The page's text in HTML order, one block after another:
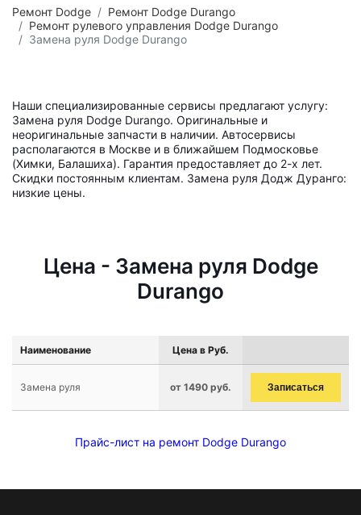
Ремонт Dodge
Ремонт Dodge Durango
Ремонт рулевого управления Dodge Durango
Замена руля Dodge Durango
Наши специализированные сервисы предлагают услугу:
Замена руля Dodge Durango. Оригинальные и
неоригинальные запчасти в наличии. Автосервисы
располагаются в Москве и в ближайшем Подмосковье
(Химки, Балашиха). Гарантия предоставляет до 2-х лет.
Скидки постоянным клиентам. Замена руля Додж Дуранго:
низкие цены.
Цена - Замена руля Dodge
Durango
Наименование Цена в Руб.
Замена руля от 1490 руб. Записаться
Прайс-лист на ремонт Dodge Durango